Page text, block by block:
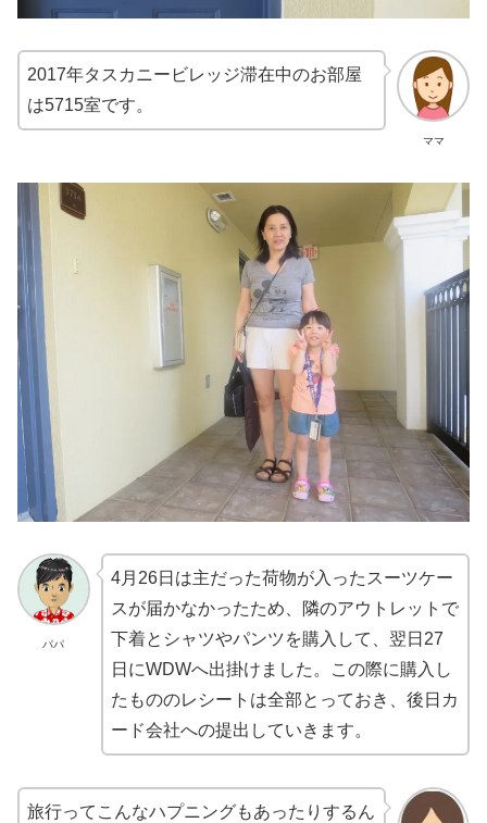
ママ
2017年タスカニービレッジ滞在中のお部屋
は5715室です。
パパ
4月26日は主だった荷物が入ったスーツケー
スが届かなかったため、隣のアウトレットで
下着とシャツやパンツを購入して、翌日27
日にWDWへ出掛けました。この際に購入し
たもののレシートは全部とっておき、後日カ
ード会社への提出していきます。
旅行ってこんなハプニングもあったりするん